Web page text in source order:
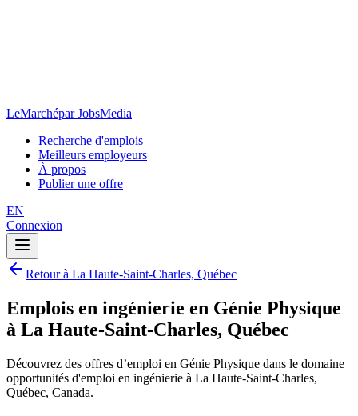
LeMarchépar JobsMedia
Recherche d'emplois
Meilleurs employeurs
À propos
Publier une offre
EN
Connexion
Retour à La Haute-Saint-Charles, Québec
Emplois en ingénierie en Génie Physique
à La Haute-Saint-Charles, Québec
Découvrez des offres d’emploi en Génie Physique dans le domaine
opportunités d'emploi en ingénierie à La Haute-Saint-Charles,
Québec, Canada.